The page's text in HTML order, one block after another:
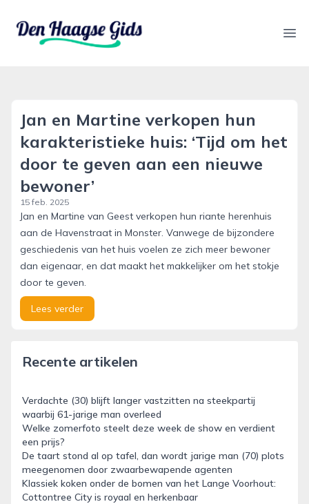
denhaagsegids.nl
Jan en Martine verkopen hun
karakteristieke huis: ‘Tijd om het
door te geven aan een nieuwe
bewoner’
15 feb. 2025
Jan en Martine van Geest verkopen hun riante herenhuis
aan de Havenstraat in Monster. Vanwege de bijzondere
geschiedenis van het huis voelen ze zich meer bewoner
dan eigenaar, en dat maakt het makkelijker om het stokje
door te geven.
Lees verder
Recente artikelen
Verdachte (30) blijft langer vastzitten na steekpartij
waarbij 61-jarige man overleed
Welke zomerfoto steelt deze week de show en verdient
een prijs?
De taart stond al op tafel, dan wordt jarige man (70) plots
meegenomen door zwaarbewapende agenten
Klassiek koken onder de bomen van het Lange Voorhout:
Cottontree City is royaal en herkenbaar